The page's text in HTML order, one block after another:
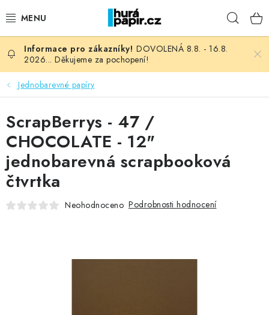
na
NOVINKY
HURÁ DÍLNA
VŠECHNO ZBOŽÍ
KNIHAŘSKÝ MATERIÁL
KURZY NATY LYSAK
OBLÍBENÉ ♥️
DOVOLENÁ 8.8. - 16.8.
2026... Děkujeme za pochopení!
Jednobarevné papíry
ScrapBerrys - 47 /
CHOCOLATE - 12"
jednobarevná scrapbooková
čtvrtka
Neohodnoceno Podrobnosti hodnocení